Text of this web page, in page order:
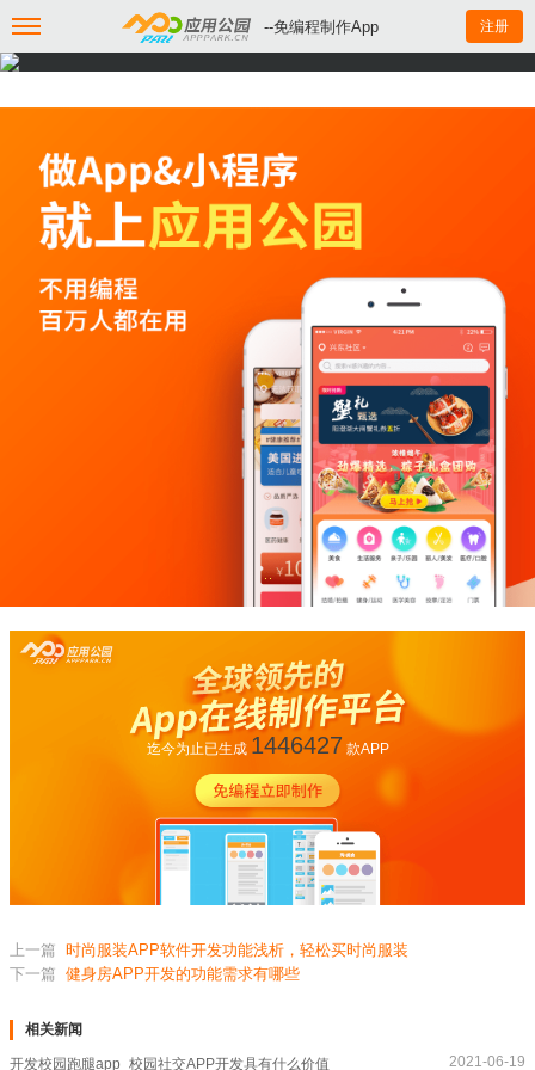
--免编程制作App 注册
迄今为止已生成 1446427 款APP
上一篇
时尚服装APP软件开发功能浅析，轻松买时尚服装
下一篇 健身房APP开发的功能需求有哪些
相关新闻
开发校园跑腿app_校园社交APP开发具有什么价值 2021-06-19